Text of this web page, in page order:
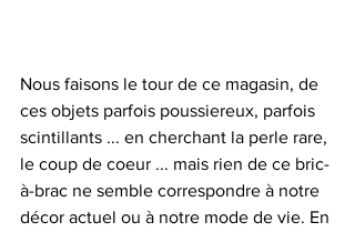
Nous faisons le tour de ce magasin, de
ces objets parfois poussiereux, parfois
scintillants ... en cherchant la perle rare,
le coup de coeur ... mais rien de ce bric-
à-brac ne semble correspondre à notre
décor actuel ou à notre mode de vie. En